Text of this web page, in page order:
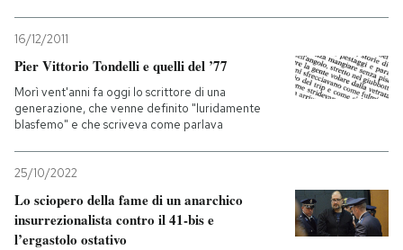
16/12/2011
Pier Vittorio Tondelli e quelli del ’77
Morì vent'anni fa oggi lo scrittore di una
generazione, che venne definito "luridamente
blasfemo" e che scriveva come parlava
25/10/2022
Lo sciopero della fame di un anarchico
insurrezionalista contro il 41-bis e
l’ergastolo ostativo